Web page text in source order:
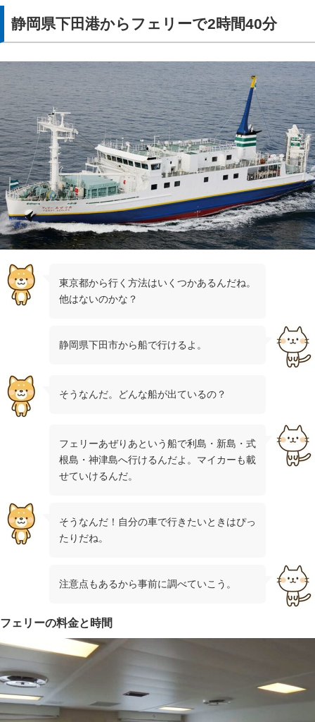
静岡県下田港からフェリーで2時間40分
東京都から行く方法はいくつかあるんだね。
他はないのかな？
静岡県下田市から船で行けるよ。
そうなんだ。どんな船が出ているの？
フェリーあぜりあという船で利島・新島・式
根島・神津島へ行けるんだよ。マイカーも載
せていけるんだ。
そうなんだ！自分の車で行きたいときはぴっ
たりだね。
注意点もあるから事前に調べていこう。
フェリーの料金と時間